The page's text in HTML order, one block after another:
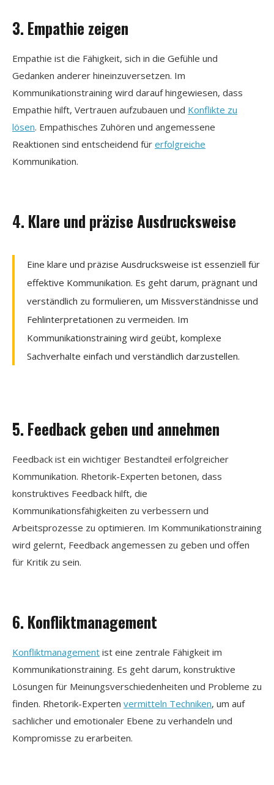
3. Empathie zeigen
Empathie ist die Fähigkeit, sich in die Gefühle und
Gedanken anderer hineinzuversetzen. Im
Kommunikationstraining wird darauf hingewiesen, dass
Empathie hilft, Vertrauen aufzubauen und Konflikte zu
lösen. Empathisches Zuhören und angemessene
Reaktionen sind entscheidend für erfolgreiche
Kommunikation.
4. Klare und präzise Ausdrucksweise
Eine klare und präzise Ausdrucksweise ist essenziell für
effektive Kommunikation. Es geht darum, prägnant und
verständlich zu formulieren, um Missverständnisse und
Fehlinterpretationen zu vermeiden. Im
Kommunikationstraining wird geübt, komplexe
Sachverhalte einfach und verständlich darzustellen.
5. Feedback geben und annehmen
Feedback ist ein wichtiger Bestandteil erfolgreicher
Kommunikation. Rhetorik-Experten betonen, dass
konstruktives Feedback hilft, die
Kommunikationsfähigkeiten zu verbessern und
Arbeitsprozesse zu optimieren. Im Kommunikationstraining
wird gelernt, Feedback angemessen zu geben und offen
für Kritik zu sein.
6. Konfliktmanagement
Konfliktmanagement ist eine zentrale Fähigkeit im
Kommunikationstraining. Es geht darum, konstruktive
Lösungen für Meinungsverschiedenheiten und Probleme zu
finden. Rhetorik-Experten vermitteln Techniken, um auf
sachlicher und emotionaler Ebene zu verhandeln und
Kompromisse zu erarbeiten.